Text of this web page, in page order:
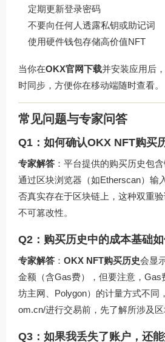
定期更新登录密码
不要向任何人透露私钥或助记词
使用硬件钱包存储高价值NFT
当你在OKX官网下载并安装应用后
时同步，方便你在移动端随时查看。
常见问题与专家问答
Q1：如何确认OKX NFT购买
专家解答 ：平台提供的购买历史包
通过区块浏览器（如Etherscan）输
否真实存在于区块链上，这种双重
不可篡改性。
Q2：购买历史中的成本基础如
专家解答 ： OKX NFT购买历史会显
金额（含Gas费），但要注意，Gas
坊主网、Polygon）的计量方式不同
om.cn/进行交易前，先了解所涉及区
Q3：如果我丢失了账户，还